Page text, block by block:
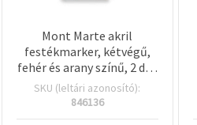
Mont Marte akril
festékmarker, kétvégű,
fehér és arany színű, 2 db-
os készlet
SKU (leltári azonosító):
846136